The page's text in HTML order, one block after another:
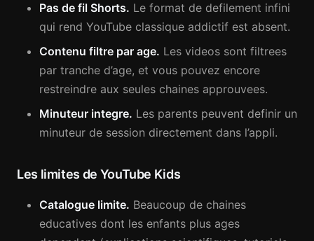
Pas de fil Shorts. Le format de defilement infini
qui rend YouTube classique addictif est absent.
Contenu filtre par age. Les videos sont filtrees
par tranche d’age, et vous pouvez encore
restreindre aux seules chaines approuvees.
Minuteur integre. Les parents peuvent definir un
minuteur de session directement dans l’appli.
Les limites de YouTube Kids
Catalogue limite. Beaucoup de chaines
educatives dont les enfants plus ages